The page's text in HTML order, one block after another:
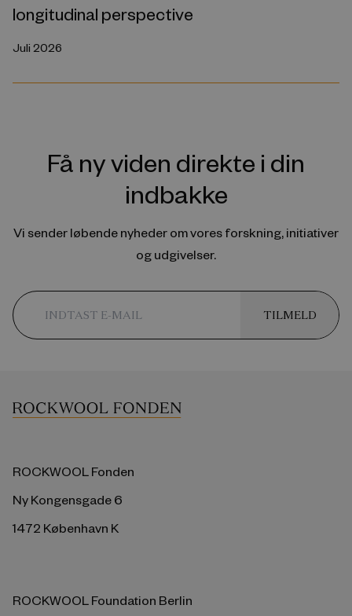
longitudinal perspective
Juli 2026
Få ny viden direkte i din
indbakke
Vi sender løbende nyheder om vores forskning, initiativer
og udgivelser.
TILMELD
ROCKWOOL Fonden
Ny Kongensgade 6
1472 København K
ROCKWOOL Foundation Berlin